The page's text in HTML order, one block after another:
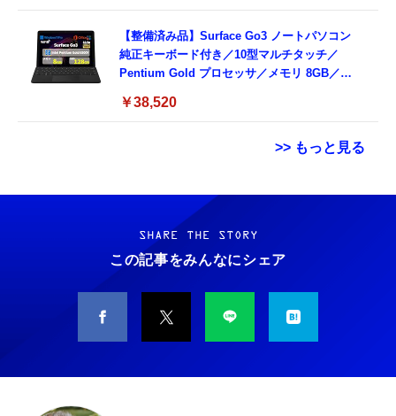
【整備済み品】Surface Go3 ノートパソコン
純正キーボード付き／10型マルチタッチ／
Pentium Gold プロセッサ／メモリ 8GB／
Bluetooth5.0／USB-C／1080p顔認証カメラ
￥38,520
>> もっと見る
Grithope イヤホン タイプC【2026新モデル
耐久性】 有線イヤホン マイク付き HiFi音質
ノイズ低減 重低音 遅延なし
￥949
タイプc 寝ホンイヤホン 寝ホン type-c 有線
睡眠用イヤホン 【音質強化バージョン
￥2,199
霊界コミュニケーションロボット BAKETAN
WARASHI ばけたん ワラシ 改 KAI
￥5,400
M10SR AIペット（コミュニケーションロボッ
ト）
SHARE THE STORY
この記事をみんなにシェア